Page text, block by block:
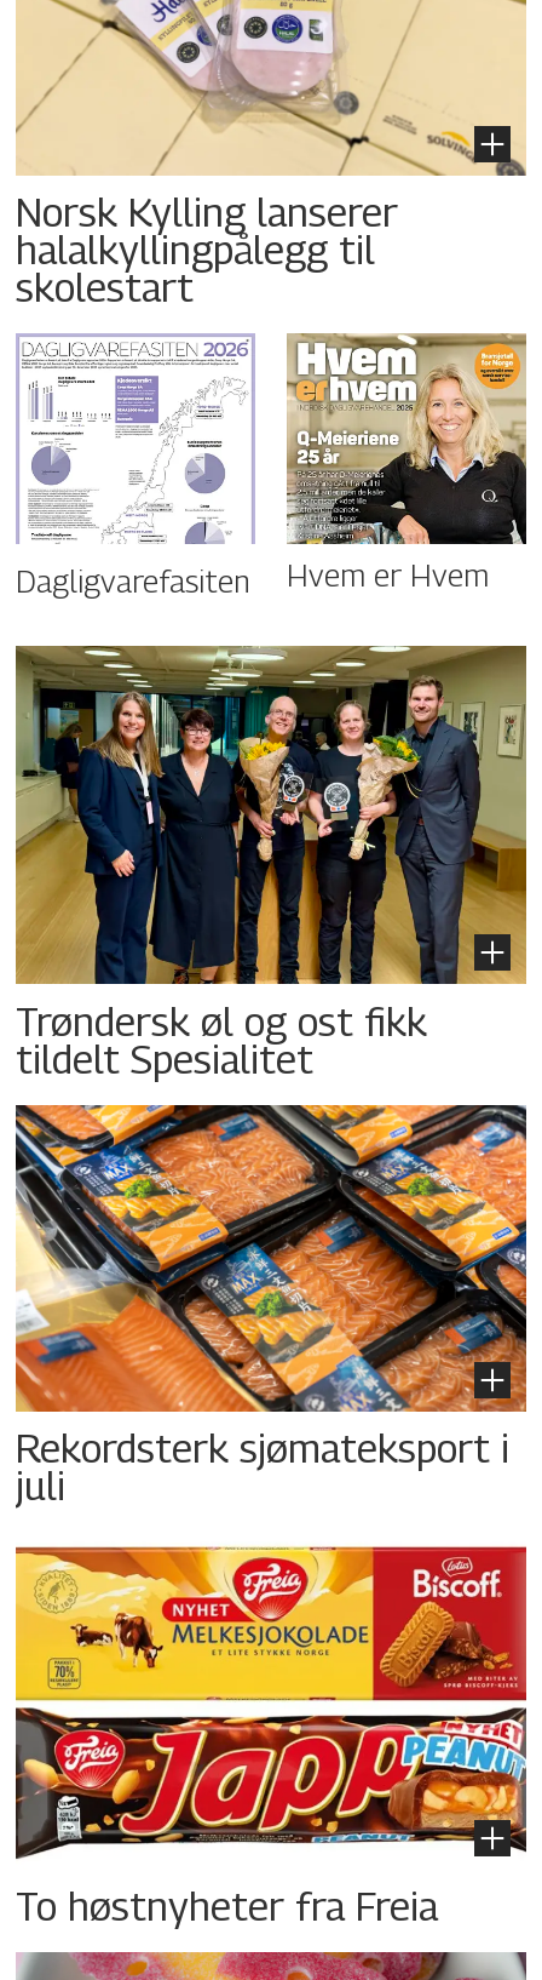
Norsk Kylling lanserer
halalkyllingpålegg til
skolestart
Dagligvarefasiten Hvem er Hvem
Trøndersk øl og ost fikk
tildelt Spesialitet
Rekordsterk sjømateksport i
juli
To høstnyheter fra Freia